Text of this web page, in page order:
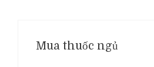
Mua thuốc ngủ